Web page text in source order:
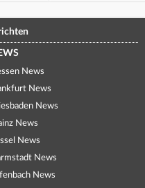
News
News
News
News
News
News
News